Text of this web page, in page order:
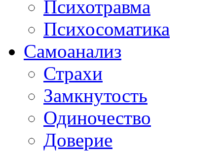
Психотравма
Психосоматика
Самоанализ
Страхи
Замкнутость
Одиночество
Доверие